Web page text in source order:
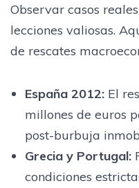
Observar casos
lecciones valiosas.
de rescates
España 2012:El
millones de euros
post-burbuja
Grecia y Portugal:
condiciones